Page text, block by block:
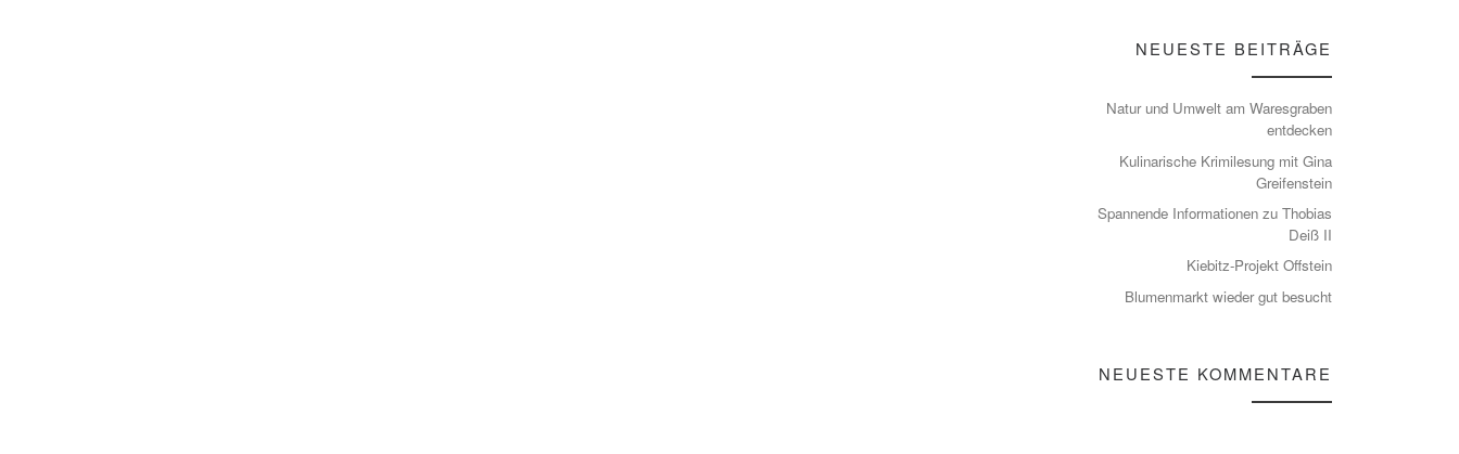
NEUESTE BEITRÄGE
Natur und Umwelt am Waresgraben
entdecken
Kulinarische Krimilesung mit Gina
Greifenstein
Spannende Informationen zu Thobias
Deiß II
Kiebitz-Projekt Offstein
Blumenmarkt wieder gut besucht
NEUESTE KOMMENTARE